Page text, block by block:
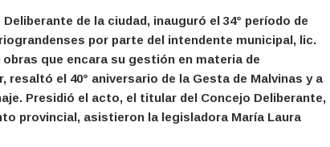
de la ciudad, inauguró el 34° período de
por parte del intendente municipal, lic.
que encara su gestión en materia de
el 40° aniversario de la Gesta de Malvinas y a
Presidió el acto, el titular del Concejo Deliberante,
provincial, asistieron la legisladora María Laura